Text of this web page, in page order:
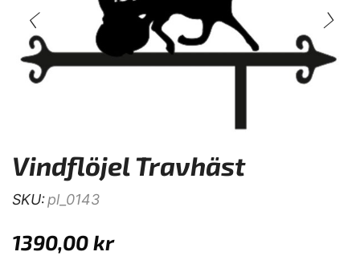
Vindflöjel Travhäst
SKU:pl_0143
1390,00kr